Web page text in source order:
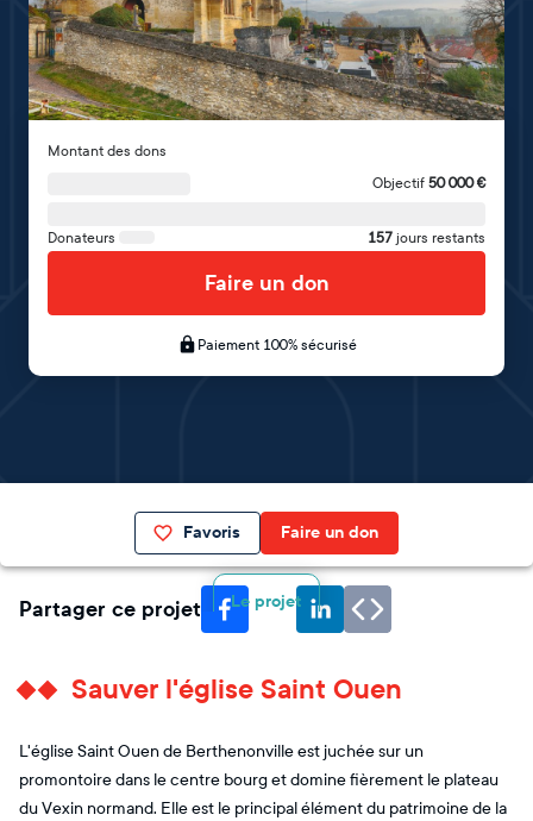
Montant des dons
Objectif 50 000€
Donateurs 157 jours restants
Faire un don
Paiement 100% sécurisé
Favoris Faire un don
Le projet
Partager ce projet
Sauver l'église Saint Ouen
L'église Saint Ouen de Berthenonville est juchée sur un
promontoire dans le centre bourg et domine fièrement le plateau
du Vexin normand. Elle est le principal élément du patrimoine de la